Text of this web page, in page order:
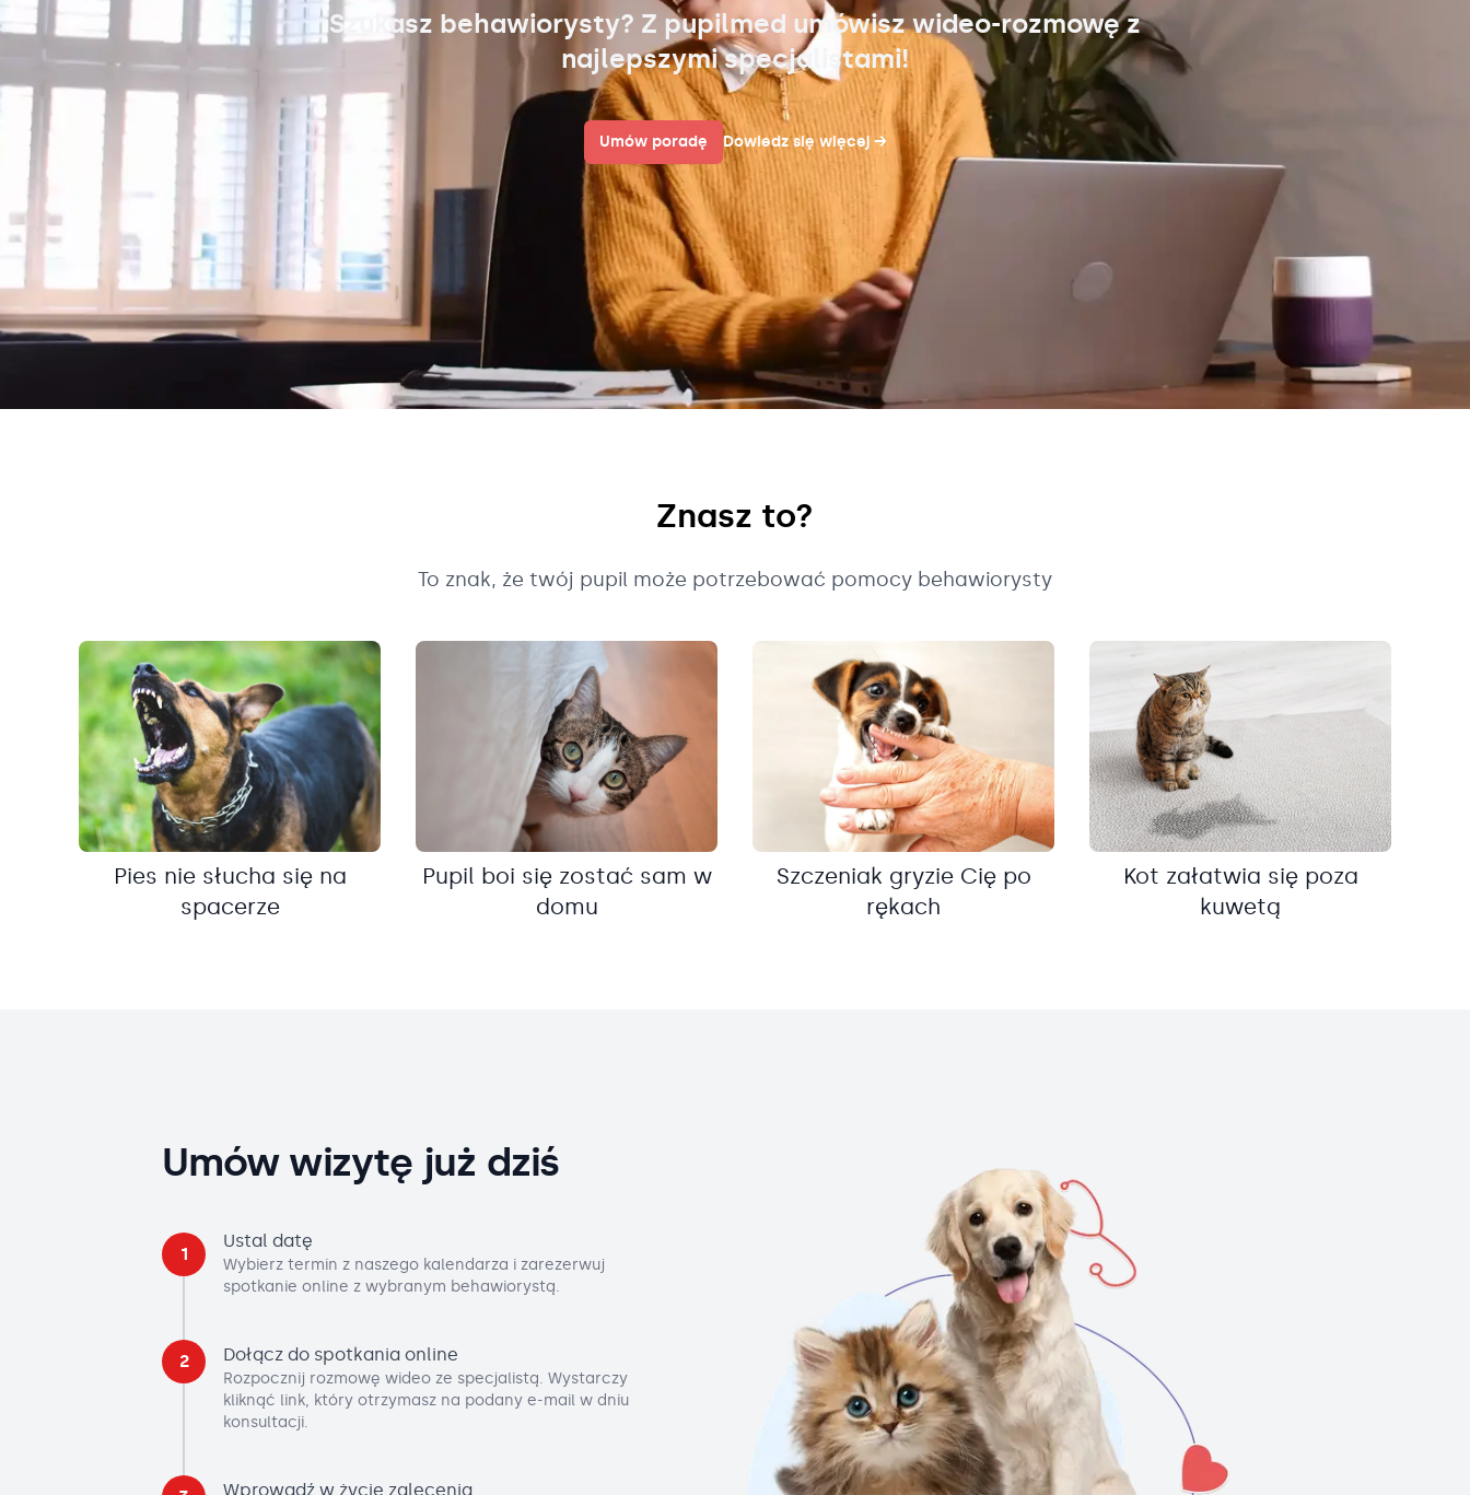
Szukasz behawiorysty? Z pupilmed umówisz wideo-rozmowę z
najlepszymi specjalistami!
Umów poradę Dowiedz się więcej →
Znasz to?
To znak, że twój pupil może potrzebować pomocy behawiorysty
Pies nie słucha się na
spacerze
Pupil boi się zostać sam w
domu
Szczeniak gryzie Cię po
rękach
Kot załatwia się poza
kuwetą
Umów wizytę już dziś
1
Ustal datę
Wybierz termin z naszego kalendarza i zarezerwuj
spotkanie online z wybranym behawiorystą.
2 Dołącz do spotkania online
Rozpocznij rozmowę wideo ze specjalistą. Wystarczy
kliknąć link, który otrzymasz na podany e-mail w dniu
konsultacji.
Wprowadź w życie zalecenia